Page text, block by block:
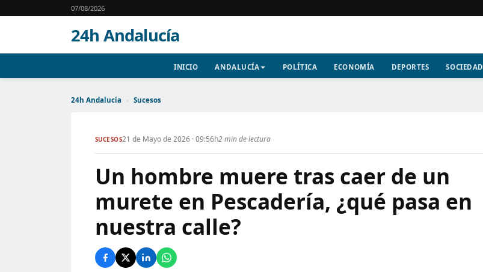
07/08/2026
24h Andalucía
INICIO ANDALUCÍA POLÍTICA ECONOMÍA DEPORTES SOCIEDAD
24h Andalucía › Sucesos
SUCESOS21 de Mayo de 2026 · 09:56h2 min de lectura
Un hombre muere tras caer de un
murete en Pescadería, ¿qué pasa en
nuestra calle?